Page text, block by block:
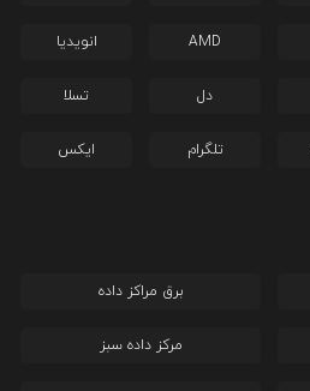
AMD انویدیا
دل تسلا
تلگرام ایکس
برق مراکز داده
مرکز داده سبز